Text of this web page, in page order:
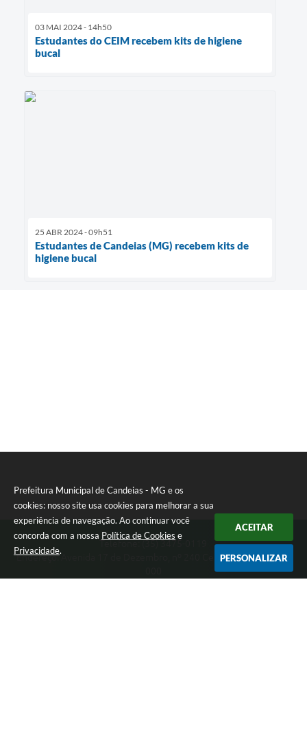
Prefeitura Municipal de Candeias - MG e os
cookies: nosso site usa cookies para melhorar a sua
experiência de navegação. Ao continuar você
concorda com a nossa Política de Cookies e
Privacidade.
ACEITAR
PERSONALIZAR
03 MAI 2024 - 14h50
Estudantes do CEIM recebem kits de higiene
bucal
25 ABR 2024 - 09h51
Estudantes de Candeias (MG) recebem kits de
higiene bucal
Telefone: (35) 3475-0119
Endereço: Avenida 17 de Dezembro, nº 240 Centro | CEP: 37280-